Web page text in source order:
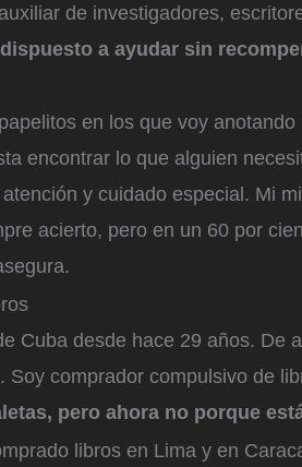
de investigadores,
a ayudar sin
en los que voy
encontrar lo que alguien
y cuidado especial. Mi
acierto, pero en un 60 por
Cuba desde hace 29 años. De
Soy comprador compulsivo de
pero ahora no porque
libros en Lima y en